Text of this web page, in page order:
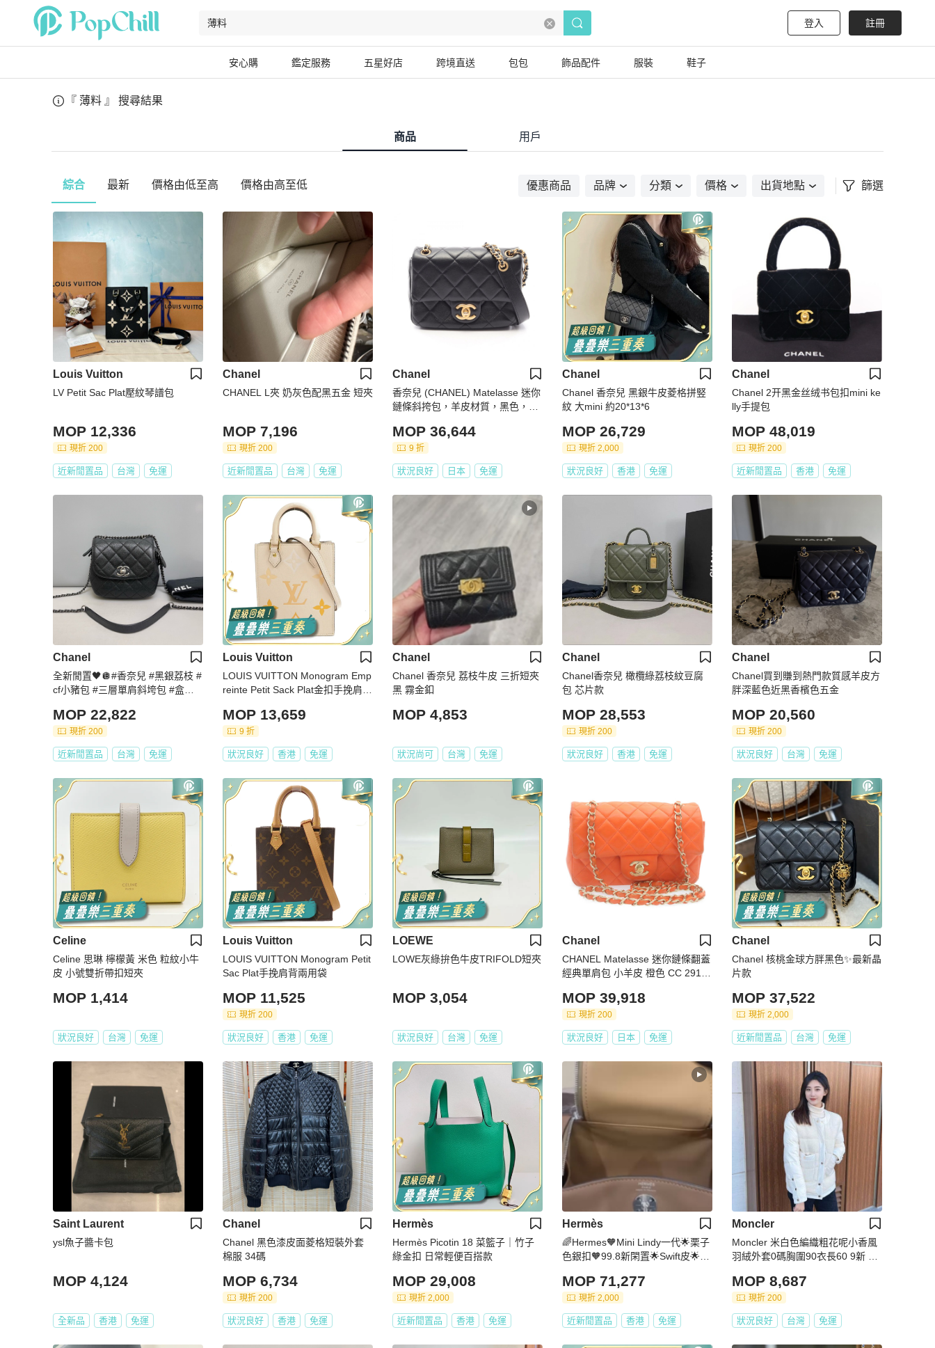
登入 註冊
安心購 鑑定服務 五星好店 跨境直送 包包 飾品配件 服裝 鞋子
『 薄料 』 搜尋結果
商品 用戶
綜合 最新 價格由低至高 價格由高至低 優惠商品 品牌 分類 價格 出貨地點 篩選
Louis Vuitton
LV Petit Sac Plat壓紋琴譜包
MOP 12,336
現折 200
近新閒置品 台灣 免運
Chanel
CHANEL L夾 奶灰色配黑五金 短夾
MOP 7,196
現折 200
近新閒置品 台灣 免運
Chanel
香奈兒 (CHANEL) Matelasse 迷你
鏈條斜挎包，羊皮材質，黑色，二
MOP 36,644
9 折
狀況良好 日本 免運
Chanel
Chanel 香奈兒 黑銀牛皮菱格拼竪
紋 大mini 約20*13*6
MOP 26,729
現折 2,000
狀況良好 香港 免運
Chanel
Chanel 2开黑金丝绒书包扣mini ke
lly手提包
MOP 48,019
現折 200
近新閒置品 香港 免運
Chanel
全新閒置🖤🪩#香奈兒 #黑銀荔枝 #
cf小豬包 #三層單肩斜垮包 #盒子
MOP 22,822
現折 200
近新閒置品 台灣 免運
Louis Vuitton
LOUIS VUITTON Monogram Emp
reinte Petit Sack Plat金扣手挽肩背
MOP 13,659
9 折
狀況良好 香港 免運
Chanel
Chanel 香奈兒 荔枝牛皮 三折短夾
黑 霧金釦
MOP 4,853
狀況尚可 台灣 免運
Chanel
Chanel香奈兒 橄欖綠荔枝紋豆腐
包 芯片款
MOP 28,553
現折 200
狀況良好 香港 免運
Chanel
Chanel買到賺到熱門款質感羊皮方
胖深藍色近黑香檳色五金
MOP 20,560
現折 200
狀況良好 台灣 免運
Celine
Celine 思琳 檸檬黃 米色 粒紋小牛
皮 小號雙折帶扣短夾
MOP 1,414
狀況良好 台灣 免運
Louis Vuitton
LOUIS VUITTON Monogram Petit
Sac Plat手挽肩背兩用袋
MOP 11,525
現折 200
狀況良好 香港 免運
LOEWE
LOWE灰綠拚色牛皮TRIFOLD短夾
MOP 3,054
狀況良好 台灣 免運
Chanel
CHANEL Matelasse 迷你鏈條翻蓋
經典單肩包 小羊皮 橙色 CC 29106
MOP 39,918
現折 200
狀況良好 日本 免運
Chanel
Chanel 核桃金球方胖黑色✨最新晶
片款
MOP 37,522
現折 2,000
近新閒置品 台灣 免運
Saint Laurent
ysl魚子醬卡包
MOP 4,124
全新品 香港 免運
Chanel
Chanel 黑色漆皮面菱格短裝外套
棉服 34碼
MOP 6,734
現折 200
狀況良好 香港 免運
Hermès
Hermès Picotin 18 菜籃子｜竹子
綠金扣 日常輕便百搭款
MOP 29,008
現折 2,000
近新閒置品 香港 免運
Hermès
🌈Hermes🧡Mini Lindy一代🌟栗子
色銀扣🧡99.8新閑置🌟Swift皮🌟愛
MOP 71,277
現折 2,000
近新閒置品 香港 免運
Moncler
Moncler 米白色編織粗花呢小香風
羽絨外套0碼胸圍90衣長60 9新 配
MOP 8,687
現折 200
狀況良好 台灣 免運